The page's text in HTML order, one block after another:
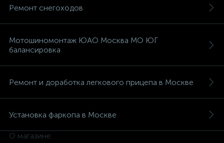
Ремонт снегоходов
Мотошиномонтаж ЮАО Москва МО ЮГ
балансировка
Ремонт и доработка легкового прицепа в Москве
Установка фаркопа в Москве
О магазине